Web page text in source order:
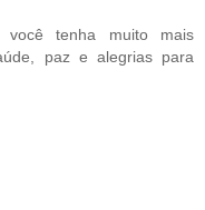
tenha muito mais
paz e alegrias para